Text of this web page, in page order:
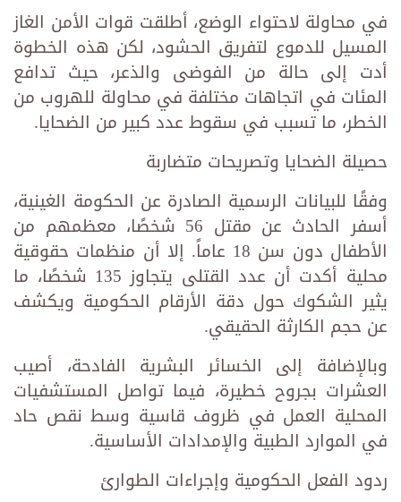
في محاولة لاحتواء الوضع، أطلقت قوات الأمن الغاز
المسيل للدموع لتفريق الحشود، لكن هذه الخطوة
أدت إلى حالة من الفوضى والذعر، حيث تدافع
المئات في اتجاهات مختلفة في محاولة للهروب من
الخطر، ما تسبب في سقوط عدد كبير من الضحايا.
حصيلة الضحايا وتصريحات متضاربة
وفقًا للبيانات الرسمية الصادرة عن الحكومة الغينية،
أسفر الحادث عن مقتل 56 شخصًا، معظمهم من
الأطفال دون سن 18 عاماً. إلا أن منظمات حقوقية
محلية أكدت أن عدد القتلى يتجاوز 135 شخصًا، ما
يثير الشكوك حول دقة الأرقام الحكومية ويكشف
عن حجم الكارثة الحقيقي.
وبالإضافة إلى الخسائر البشرية الفادحة، أصيب
العشرات بجروح خطيرة، فيما تواصل المستشفيات
المحلية العمل في ظروف قاسية وسط نقص حاد
في الموارد الطبية والإمدادات الأساسية.
ردود الفعل الحكومية وإجراءات الطوارئ